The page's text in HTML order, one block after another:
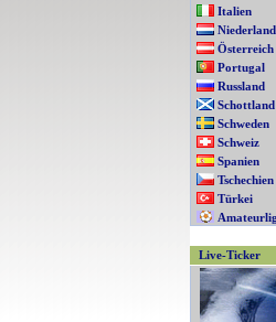
Italien
Österreich
Portugal
Russland
Schottland
Schweden
Schweiz
Spanien
Tschechien
Türkei
Live-Ticker